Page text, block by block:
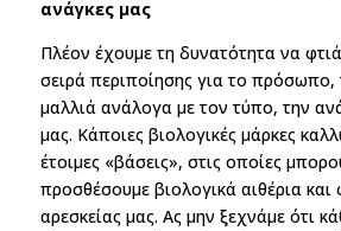
ανάγκες μας
Πλέον έχουμε τη δυνατότητα να
σειρά περιποίησης για το
μαλλιά ανάλογα με τον τύπο, την
μας. Κάποιες βιολογικές μάρκες
έτοιμες «βάσεις», στις οποίες
προσθέσουμε βιολογικά αιθέρια και
αρεσκείας μας. Ας μην ξεχνάμε ότι